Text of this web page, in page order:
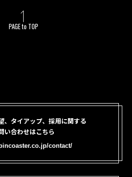
PAGE to TOP
、タイアップ、採用に関する
い合わせはこちら
contact/